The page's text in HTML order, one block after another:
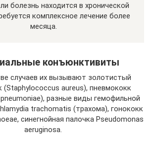
болезнь находится в хронической
комплексное лечение более
месяца.
конъюнктивиты
случаев их вызывают золотистый
(Staphylococcus aureus), пневмококк
разные виды гемофильной
trachomatis (трахома), гонококк
синегнойная палочка Pseudomonas
aeruginosa.